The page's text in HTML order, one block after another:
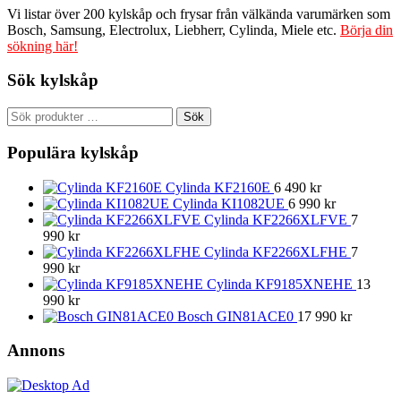
Vi listar över 200 kylskåp och frysar från välkända varumärken som
Bosch, Samsung, Electrolux, Liebherr, Cylinda, Miele etc. Börja din
sökning här!
Sök kylskåp
Sök
efter:
Sök
Populära kylskåp
Cylinda KF2160E 6 490 kr
Cylinda KI1082UE 6 990 kr
Cylinda KF2266XLFVE 7
990 kr
Cylinda KF2266XLFHE 7
990 kr
Cylinda KF9185XNEHE 13
990 kr
Bosch GIN81ACE0 17 990 kr
Annons